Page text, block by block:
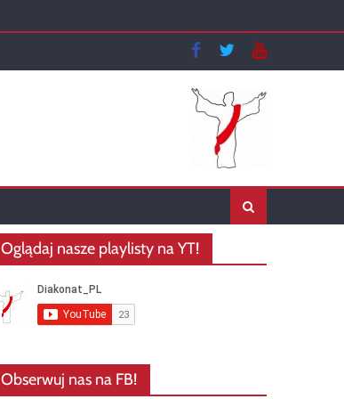
Oglądaj nasze playlisty na YT!
Obserwuj nas na FB!